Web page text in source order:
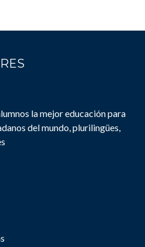
la mejor educación para
del mundo, plurilingües,